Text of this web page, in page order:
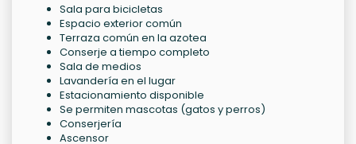
Sala para bicicletas
Espacio exterior común
Terraza común en la azotea
Conserje a tiempo completo
Sala de medios
Lavandería en el lugar
Estacionamiento disponible
Se permiten mascotas (gatos y perros)
Conserjería
Ascensor